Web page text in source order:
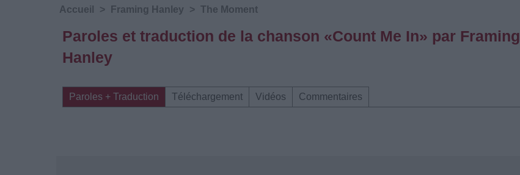
Accueil > Framing Hanley > The Moment
Paroles et traduction de la chanson «Count Me In» par Framing
Hanley
Paroles + Traduction Téléchargement Vidéos Commentaires